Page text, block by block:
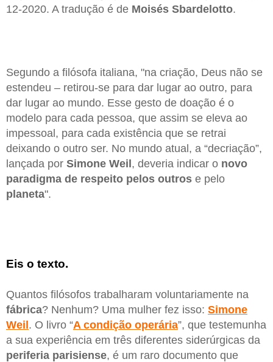
12-2020. A tradução é de Moisés Sbardelotto.
Segundo a filósofa italiana, "na criação, Deus não se
estendeu – retirou-se para dar lugar ao outro, para
dar lugar ao mundo. Esse gesto de doação é o
modelo para cada pessoa, que assim se eleva ao
impessoal, para cada existência que se retrai
deixando o outro ser. No mundo atual, a “decriação”,
lançada por Simone Weil, deveria indicar o novo
paradigma de respeito pelos outros e pelo
planeta".
Eis o texto.
Quantos filósofos trabalharam voluntariamente na
fábrica? Nenhum? Uma mulher fez isso: Simone
Weil. O livro “A condição operária”, que testemunha
a sua experiência em três diferentes siderúrgicas da
periferia parisiense, é um raro documento que